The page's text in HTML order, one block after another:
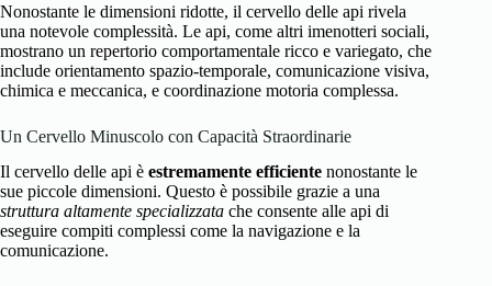
Nonostante le dimensioni ridotte, il cervello delle api rivela
una notevole complessità. Le api, come altri imenotteri sociali,
mostrano un repertorio comportamentale ricco e variegato, che
include orientamento spazio-temporale, comunicazione visiva,
chimica e meccanica, e coordinazione motoria complessa.
Un Cervello Minuscolo con Capacità Straordinarie
Il cervello delle api è estremamente efficiente nonostante le
sue piccole dimensioni. Questo è possibile grazie a una
struttura altamente specializzata che consente alle api di
eseguire compiti complessi come la navigazione e la
comunicazione.